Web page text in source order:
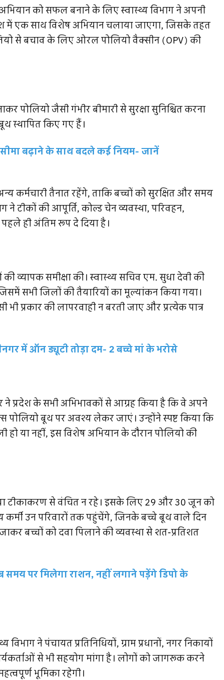
को सफल बनाने के लिए स्वास्थ्य विभाग ने अपनी
में एक साथ विशेष अभियान चलाया जाएगा, जिसके तहत
से बचाव के लिए ओरल पोलियो वैक्सीन (OPV) की
पोलियो जैसी गंभीर बीमारी से सुरक्षा सुनिश्चित करना
स्थापित किए गए हैं।
बढ़ाने के साथ बदले कई नियम- जानें
कर्मचारी तैनात रहेंगे, ताकि बच्चों को सुरक्षित और समय
ने टीकों की आपूर्ति, कोल्ड चेन व्यवस्था, परिवहन,
ही अंतिम रूप दे दिया है।
व्यापक समीक्षा की। स्वास्थ्य सचिव एम. सुधा देवी की
सभी जिलों की तैयारियों का मूल्यांकन किया गया।
भी प्रकार की लापरवाही न बरती जाए और प्रत्येक पात्र
में ऑन ड्यूटी तोड़ा दम- 2 बच्चे मां के भरोसे
ने प्रदेश के सभी अभिभावकों से आग्रह किया है कि वे अपने
बूथ पर अवश्य लेकर जाएं। उन्होंने स्पष्ट किया कि
या नहीं, इस विशेष अभियान के दौरान पोलियो की
टीकाकरण से वंचित न रहे। इसके लिए 29 और 30 जून को
कर्मी उन परिवारों तक पहुंचेंगे, जिनके बच्चे बूथ वाले दिन
बच्चों को दवा पिलाने की व्यवस्था से शत-प्रतिशत
पर मिलेगा राशन, नहीं लगाने पड़ेंगे डिपो के
ने पंचायत प्रतिनिधियों, ग्राम प्रधानों, नगर निकायों
से भी सहयोग मांगा है। लोगों को जागरूक करने
भूमिका रहेगी।